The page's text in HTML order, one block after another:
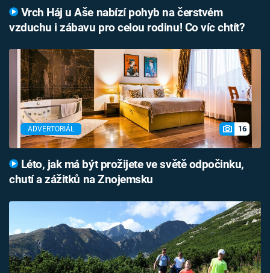
Vrch Háj u Aše nabízí pohyb na čerstvém
vzduchu i zábavu pro celou rodinu! Co víc chtít?
ADVERTORIÁL 16
Léto, jak má být prožijete ve světě odpočinku,
chutí a zážitků na Znojemsku